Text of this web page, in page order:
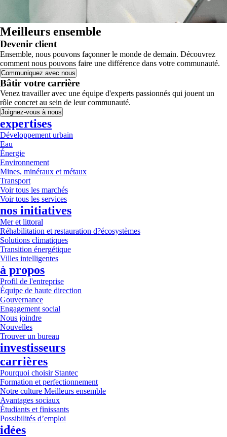
Meilleurs ensemble
Devenir client
Ensemble, nous pouvons façonner le monde de demain. Découvrez
comment nous pouvons faire une différence dans votre communauté.
Communiquez avec nous
Bâtir votre carrière
Venez travailler avec une équipe d'experts passionnés qui jouent un
rôle concret au sein de leur communauté.
Joignez-vous à nous
expertises
Développement urbain
Eau
Énergie
Environnement
Mines, minéraux et métaux
Transport
Voir tous les marchés
Voir tous les services
nos initiatives
Mer et littoral
Réhabilitation et restauration d?écosystèmes
Solutions climatiques
Transition énergétique
Villes intelligentes
à propos
Profil de l'entreprise
Équipe de haute direction
Gouvernance
Engagement social
Nous joindre
Nouvelles
Trouver un bureau
investisseurs
carrières
Pourquoi choisir Stantec
Formation et perfectionnement
Notre culture Meilleurs ensemble
Avantages sociaux
Étudiants et finissants
Possibilités d’emploi
idées